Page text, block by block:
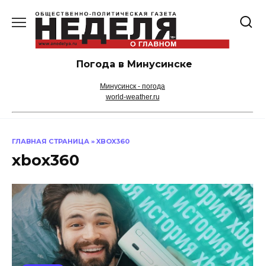
содержанию
Погода в Минусинске
Минусинск - погода
world-weather.ru
ГЛАВНАЯ СТРАНИЦА » XBOX360
xbox360